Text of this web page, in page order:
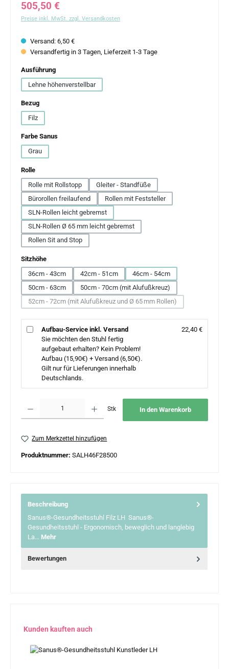
Regulärer Preis:
505,50 €
Preise inkl. MwSt. zzgl. Versandkosten
Versand: 6,50 €
Versandfertig in 3 Tagen, Lieferzeit 1-3 Tage
Ausführungauswählen
Lehne höhenverstellbar
Bezugauswählen
Filz
Farbe Sanusauswählen
Grau
Rolleauswählen
Rolle mit Rollstopp
Gleiter - Standfüße
Bürorollen freilaufend
Rollen mit Feststeller
SLN-Rollen leicht gebremst
SLN-Rollen Ø 65 mm leicht gebremst
Rollen Sit and Stop
Sitzhöheauswählen
36cm - 43cm
42cm - 51cm
46cm - 54cm
50cm - 63cm
50cm - 70cm (mit Alufußkreuz)
52cm - 72cm (mit Alufußkreuz und Ø 65 mm Rollen)
(Diese Option ist zurzeit nicht verfügbar.)
Aufbau-Service inkl. Versand
Sie möchten den Stuhl fertig
aufgebaut erhalten? Kein Problem!
Aufbau (15,90€) + Versand (6,50€).
Gilt nur für Lieferungen innerhalb
Deutschlands.
22,40 €
Stk In den Warenkorb
Zum Merkzettel hinzufügen
Produktnummer: SALH46F28500
Beschreibung
Sanus®-Gesundheitsstuhl Filz LH Sanus®-
Gesundheitsstuhl - Ergonomisch, beweglich und langlebig
La… Mehr
Bewertungen
Produktgalerie überspringen
Kunden kauften auch